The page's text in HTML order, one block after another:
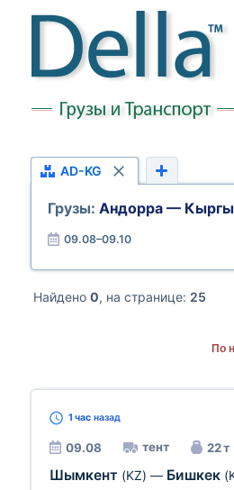
AD-KG
Грузы: Андорра —
09.08–09.10
Найдено 0, на странице: 25
По
1 час назад
09.08 тент 22 т
Шымкент (KZ) — Бишкек